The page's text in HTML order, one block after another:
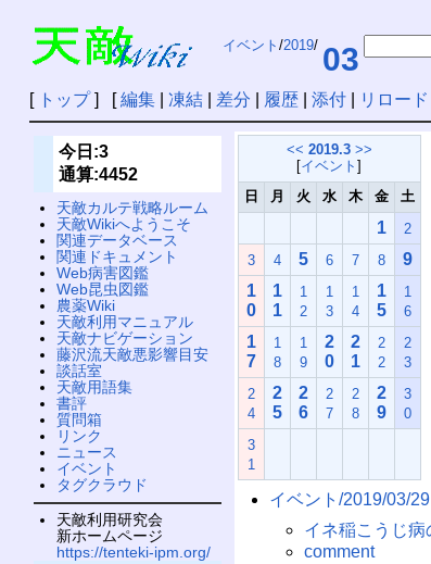
イベント /2019/ 03
[ トップ] [編集| 凍結| 差分 履歴| 添付| リロード
<< 2019.3 >>
[イベント]
日
月 火 水 木 金 土
1
2
3
4 5 6 7 8
9
1
0
1
1
1
2
1
3
1
4
1
5
1
6
1
7
1
8
1
9
2
0
2
1
2
2
2
3
2
4
2
5
2
6
2
7
2
8
2
9
3
0
3
1
イベント/2019/03/29
イネ稲こうじ
comment
今日:3
通算:4452
天敵カルテ戦略ルーム
天敵Wikiへようこそ
関連データベース
関連ドキュメント
Web病害図鑑
Web昆虫図鑑
農薬Wiki
天敵利用マニュアル
天敵ナビゲーション
藤沢流天敵悪影響目安
談話室
天敵用語集
書評
質問箱
リンク
ニュース
イベント
タグクラウド
天敵利用研究会
新ホームページ
https://tenteki-ipm.org/